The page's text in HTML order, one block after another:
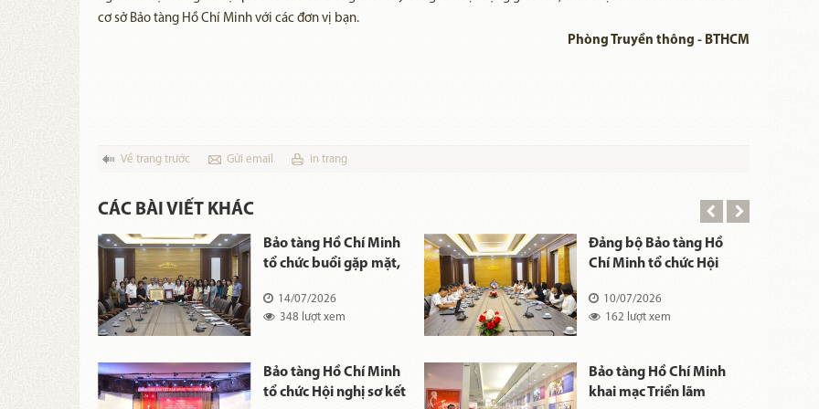
cơ sở Bảo tàng Hồ Chí Minh với các đơn vị bạn.
Phòng Truyền thông - BTHCM
Về trang trước Gửi email in trang
CÁC BÀI VIẾT KHÁC
Bảo tàng Hồ Chí Minh
tổ chức buổi gặp mặt,
Bùi Văn Lét
14/07/2026
348 lượt xem
Đảng bộ Bảo tàng Hồ
Chí Minh tổ chức Hội
Đảng 6 tháng đầu năm
và triển khai nhiệm vụ
10/07/2026
162 lượt xem
Bảo tàng Hồ Chí Minh
tổ chức Hội nghị sơ kết
Bảo tàng Hồ Chí Minh
khai mạc Triển lãm